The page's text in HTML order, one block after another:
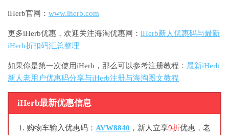
iHerb官网： www.iherb.com
更多iHerb优惠，欢迎关注海淘优惠网： iHerb新人优惠码与最新
iHerb折扣码汇总整理
如果你是第一次使用iHerb，那么可以参考注册教程： 最新iHerb
新人老用户优惠码分享与iHerb注册与海淘图文教程
iHerb最新优惠信息
购物车输入优惠码： AVW8840 ，新人立享9折优惠，老